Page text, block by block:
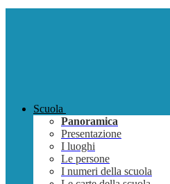
Scuola
Panoramica
Presentazione
I luoghi
Le persone
I numeri della scuola